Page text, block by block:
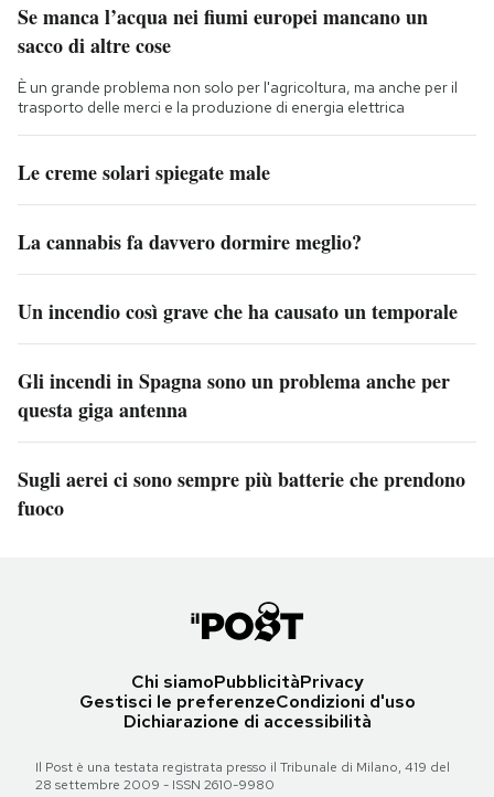
Se manca l’acqua nei fiumi europei mancano un
sacco di altre cose
È un grande problema non solo per l'agricoltura, ma anche per il
trasporto delle merci e la produzione di energia elettrica
Le creme solari spiegate male
La cannabis fa davvero dormire meglio?
Un incendio così grave che ha causato un temporale
Gli incendi in Spagna sono un problema anche per
questa giga antenna
Sugli aerei ci sono sempre più batterie che prendono
fuoco
Chi siamoPubblicitàPrivacy
Gestisci le preferenzeCondizioni d'uso
Dichiarazione di accessibilità
Il Post è una testata registrata presso il Tribunale di Milano, 419 del
28 settembre 2009 - ISSN 2610-9980